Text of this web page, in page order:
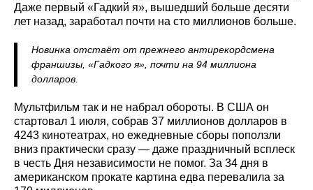
Даже первый «Гадкий я», вышедший больше десяти
лет назад, заработал почти на сто миллионов больше.
Новинка отстаёт от прежнего антирекордсмена
франшизы, «Гадкого я», почти на 94 миллиона
долларов.
Мультфильм так и не набрал обороты. В США он
стартовал 1 июля, собрав 37 миллионов долларов в
4243 кинотеатрах, но ежедневные сборы поползли
вниз практически сразу — даже праздничный всплеск
в честь Дня независимости не помог. За 34 дня в
американском прокате картина едва перевалила за